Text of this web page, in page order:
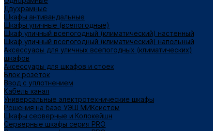
Двухрамные
Шкафы антивандальные
Шкафы уличные (всепогодные)
Шкаф уличный всепогодный (климатический) настенный
Шкаф уличный всепогодный (климатический) напольный
Аксессуары для уличных всепогодных (климатических)
шкафов
Аксессуары для шкафов и стоек
Блок розеток
Ввод с уплотнением
Кабель канал
Универсальные электротехнические шкафы
Решения на базе УЭШ МИКсистем
Шкафы серверные и Колокейшн
Серверные шкафы серия PRO